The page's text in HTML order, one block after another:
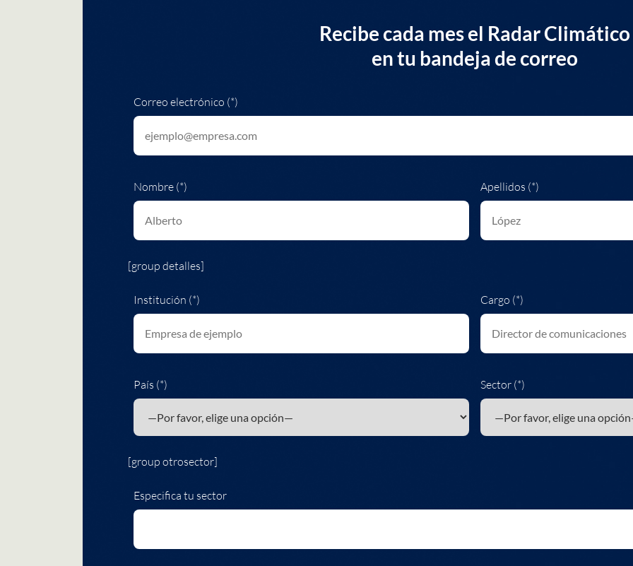
Recibe cada mes el Radar Climático
en tu bandeja de correo
Correo electrónico (*)
Nombre (*) Apellidos (*)
[group detalles]
Institución (*) Cargo (*)
País (*) Sector (*)
[group otrosector]
Especifica tu sector